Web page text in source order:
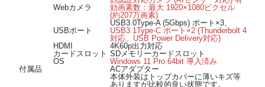
Webカメラ
効画素数：最大 1920×1080ピクセル
(約207万画素)
USBポート
USB3.0Type-A (5Gbps) ポート×3、
USB3.1Type-C ポート×2 (Thunderbolt 4
対応、USB Power Delivery対応)
HDMI
4K60p出力対応
カードスロット SDメモリーカードスロット
OS
Windows 11 Pro 64bit 導入済み
付属品
ACアダプター
本体外装はトップカバーに薄いキズ等
ありますが比較的良い状態です。